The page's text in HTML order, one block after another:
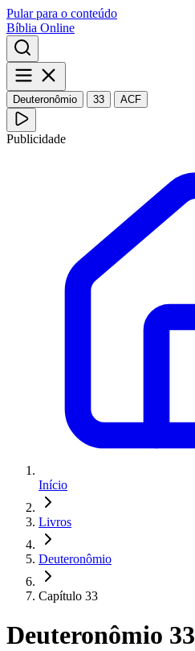
Pular para o conteúdo
Bíblia Online
Deuteronômio 33 ACF
Publicidade
Início
Livros
Deuteronômio
Capítulo 33
Deuteronômio 33